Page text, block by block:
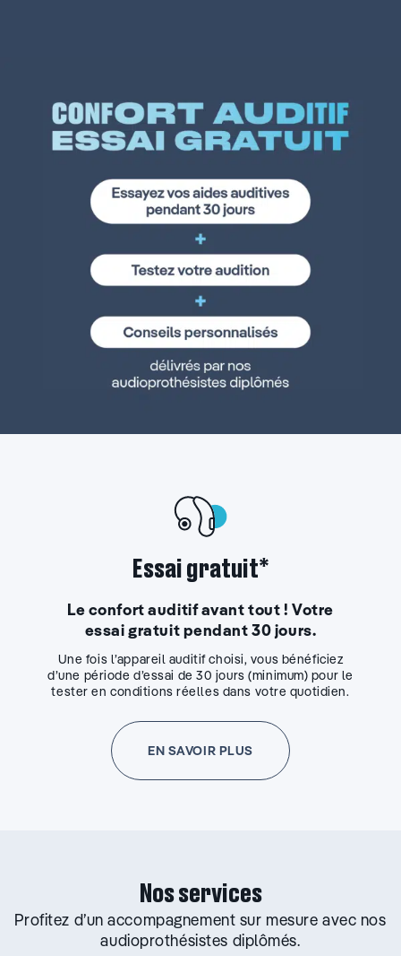
Essai gratuit*
Le confort auditif avant tout ! Votre
essai gratuit pendant 30 jours.
Une fois l’appareil auditif choisi, vous bénéficiez
d’une période d’essai de 30 jours (minimum) pour le
tester en conditions réelles dans votre quotidien.
EN SAVOIR PLUS
Nos services
Profitez d’un accompagnement sur mesure avec nos
audioprothésistes diplômés.